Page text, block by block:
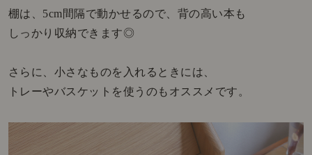
棚は、5cm間隔で動かせるので、背の高い本も
しっかり収納できます◎
さらに、小さなものを入れるときには、
トレーやバスケットを使うのもオススメです。